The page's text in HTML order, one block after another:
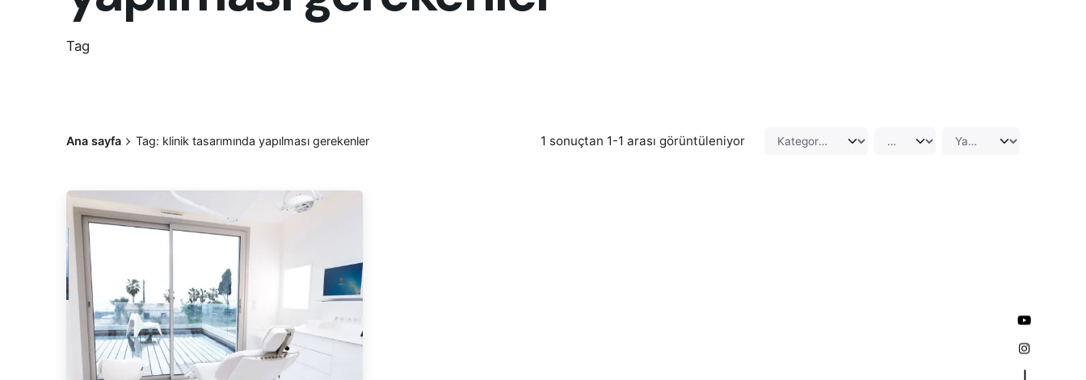
Tag
Ana sayfa Tag: klinik tasarımında yapılması gerekenler 1 sonuçtan 1-1 arası görüntüleniyor